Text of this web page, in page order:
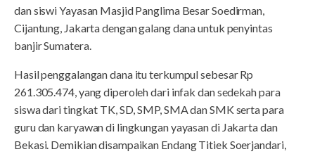
dan siswi Yayasan Masjid Panglima Besar Soedirman,
Cijantung, Jakarta dengan galang dana untuk penyintas
banjir Sumatera.
Hasil penggalangan dana itu terkumpul sebesar Rp
261.305.474, yang diperoleh dari infak dan sedekah para
siswa dari tingkat TK, SD, SMP, SMA dan SMK serta para
guru dan karyawan di lingkungan yayasan di Jakarta dan
Bekasi. Demikian disampaikan Endang Titiek Soerjandari,